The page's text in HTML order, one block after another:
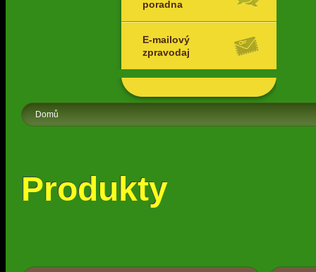
poradna
E-mailový
zpravodaj
Domů
Produkty